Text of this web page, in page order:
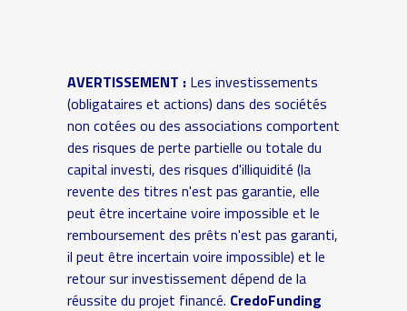
AVERTISSEMENT :Les investissements
(obligataires et actions) dans des sociétés
non cotées ou des associations comportent
des risques de perte partielle ou totale du
capital investi, des risques d'illiquidité (la
revente des titres n'est pas garantie, elle
peut être incertaine voire impossible et le
remboursement des prêts n'est pas garanti,
il peut être incertain voire impossible) et le
retour sur investissement dépend de la
réussite du projet financé. CredoFunding